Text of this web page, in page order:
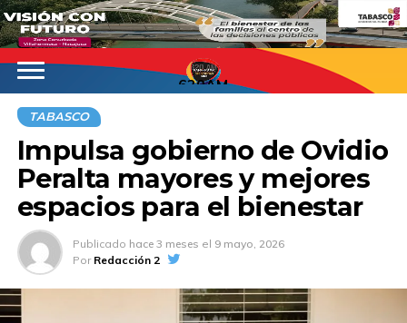
620AM
TABASCO
Impulsa gobierno de Ovidio
Peralta mayores y mejores
espacios para el bienestar
Publicado hace 3 meses el 9 mayo, 2026
Por Redacción 2